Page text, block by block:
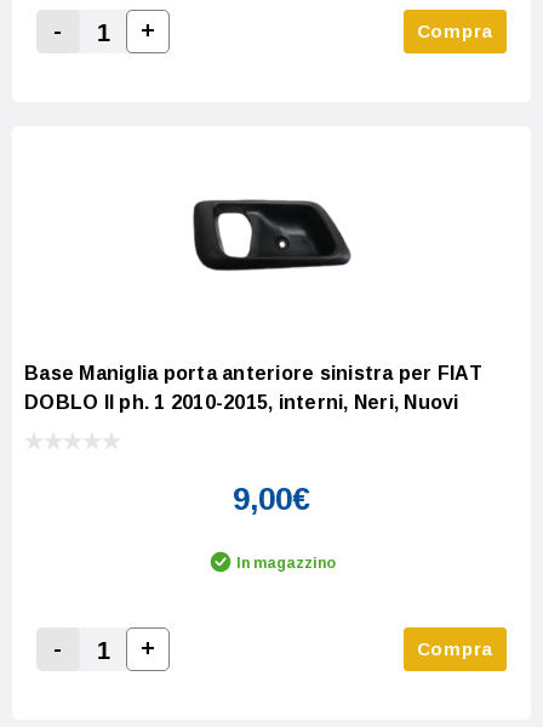
Decrease Quantity:
-
Increase Quantity:
+ Compra
Base Maniglia porta anteriore sinistra per FIAT
DOBLO II ph. 1 2010-2015, interni, Neri, Nuovi
9,00€
In magazzino
Decrease Quantity:
-
Increase Quantity:
+ Compra